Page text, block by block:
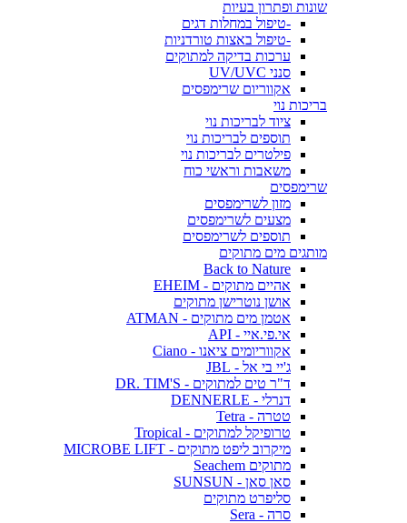
שונות ופתרון בעיות
-טיפול במחלות דגים
-טיפול באצות טורדניות
ערכות בדיקה למתוקים
סנני UV/UVC
אקווריום שרימפסים
בריכות נוי
ציוד לבריכות נוי
תוספים לבריכות נוי
פילטרים לבריכות נוי
משאבות וראשי כוח
שרימפסים
מזון לשרימפסים
מצעים לשרימפסים
תוספים לשרימפסים
מותגים מים מתוקים
Back to Nature
אהיים מתוקים - EHEIM
אושן נוטרישן מתוקים
אטמן מים מתוקים - ATMAN
אי.פי.איי - API
אקווריומים ציאנו - Ciano
ג'יי בי אל - JBL
ד"ר טים למתוקים - DR. TIM'S
דנרלי - DENNERLE
טטרה - Tetra
טרופיקל למתוקים - Tropical
מיקרוב ליפט מתוקים - MICROBE LIFT
מתוקים Seachem
סאן סאן - SUNSUN
סליפרט מתוקים
סרה - Sera